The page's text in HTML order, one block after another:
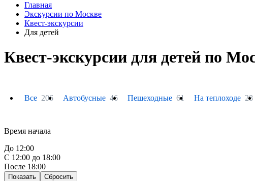
Главная
Экскурсии по Москве
Квест-экскурсии
Для детей
Квест-экскурсии для детей по
Все 206 Автобусные 46 Пешеходные 61 На теплоходе 28
Время начала
До 12:00
С 12:00 до 18:00
После 18:00
Показать Сбросить